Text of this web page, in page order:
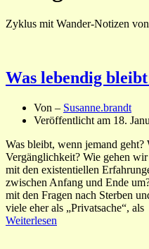
Zyklus mit Wander-Notizen
Was lebendig
Von – Susanne.brandt
Veröffentlicht am 18.
Was bleibt, wenn jemand geht?
Vergänglichkeit? Wie gehen
mit den existentiellen
zwischen Anfang und Ende
mit den Fragen nach Sterben
viele eher als „Privatsache“, als
Weiterlesen